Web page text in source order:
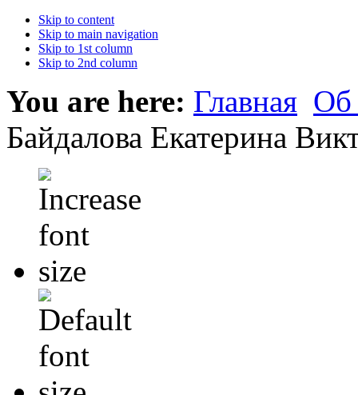
Skip to content
Skip to main navigation
Skip to 1st column
Skip to 2nd column
You are here: Главная Об
Байдалова Екатерина